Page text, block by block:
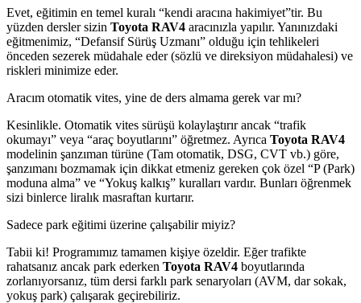
Evet, eğitimin en temel kuralı “kendi aracına hakimiyet”tir. Bu
yüzden dersler sizin Toyota RAV4 aracınızla yapılır. Yanınızdaki
eğitmenimiz, “Defansif Sürüş Uzmanı” olduğu için tehlikeleri
önceden sezerek müdahale eder (sözlü ve direksiyon müdahalesi) ve
riskleri minimize eder.
Aracım otomatik vites, yine de ders almama gerek var mı?
Kesinlikle. Otomatik vites sürüşü kolaylaştırır ancak “trafik
okumayı” veya “araç boyutlarını” öğretmez. Ayrıca Toyota RAV4
modelinin şanzıman türüne (Tam otomatik, DSG, CVT vb.) göre,
şanzımanı bozmamak için dikkat etmeniz gereken çok özel “P (Park)
moduna alma” ve “Yokuş kalkış” kuralları vardır. Bunları öğrenmek
sizi binlerce liralık masraftan kurtarır.
Sadece park eğitimi üzerine çalışabilir miyiz?
Tabii ki! Programımız tamamen kişiye özeldir. Eğer trafikte
rahatsanız ancak park ederken Toyota RAV4 boyutlarında
zorlanıyorsanız, tüm dersi farklı park senaryoları (AVM, dar sokak,
yokuş park) çalışarak geçirebiliriz.